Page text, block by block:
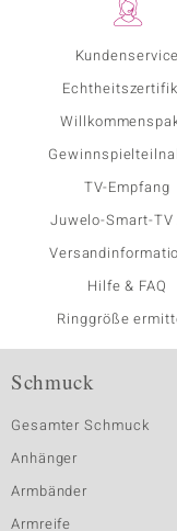
Kundenservice
TV-Empfang
Juwelo-Smart-TV
Hilfe & FAQ
Ringgröße
Schmuck
Gesamter Schmuck
Anhänger
Armbänder
Armreife